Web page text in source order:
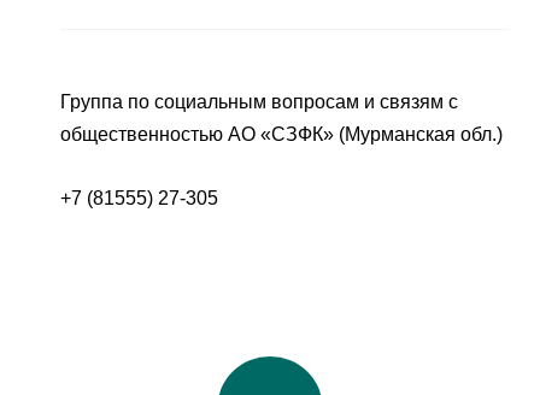
Группа по социальным вопросам и связям с
общественностью АО «СЗФК» (Мурманская обл.)
+7 (81555) 27-305